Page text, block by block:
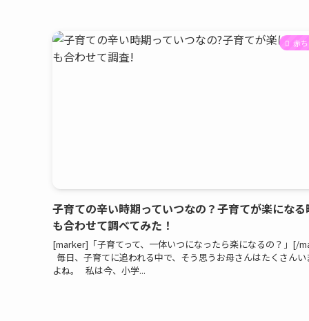
赤
子育ての辛い時期っていつなの？子育てが楽になる
も合わせて調べてみた！
[marker]「子育てって、一体いつになったら楽になるの？」[/
毎日、子育てに追われる中で、そう思うお母さんはたくさんい
よね。 私は今、小学...